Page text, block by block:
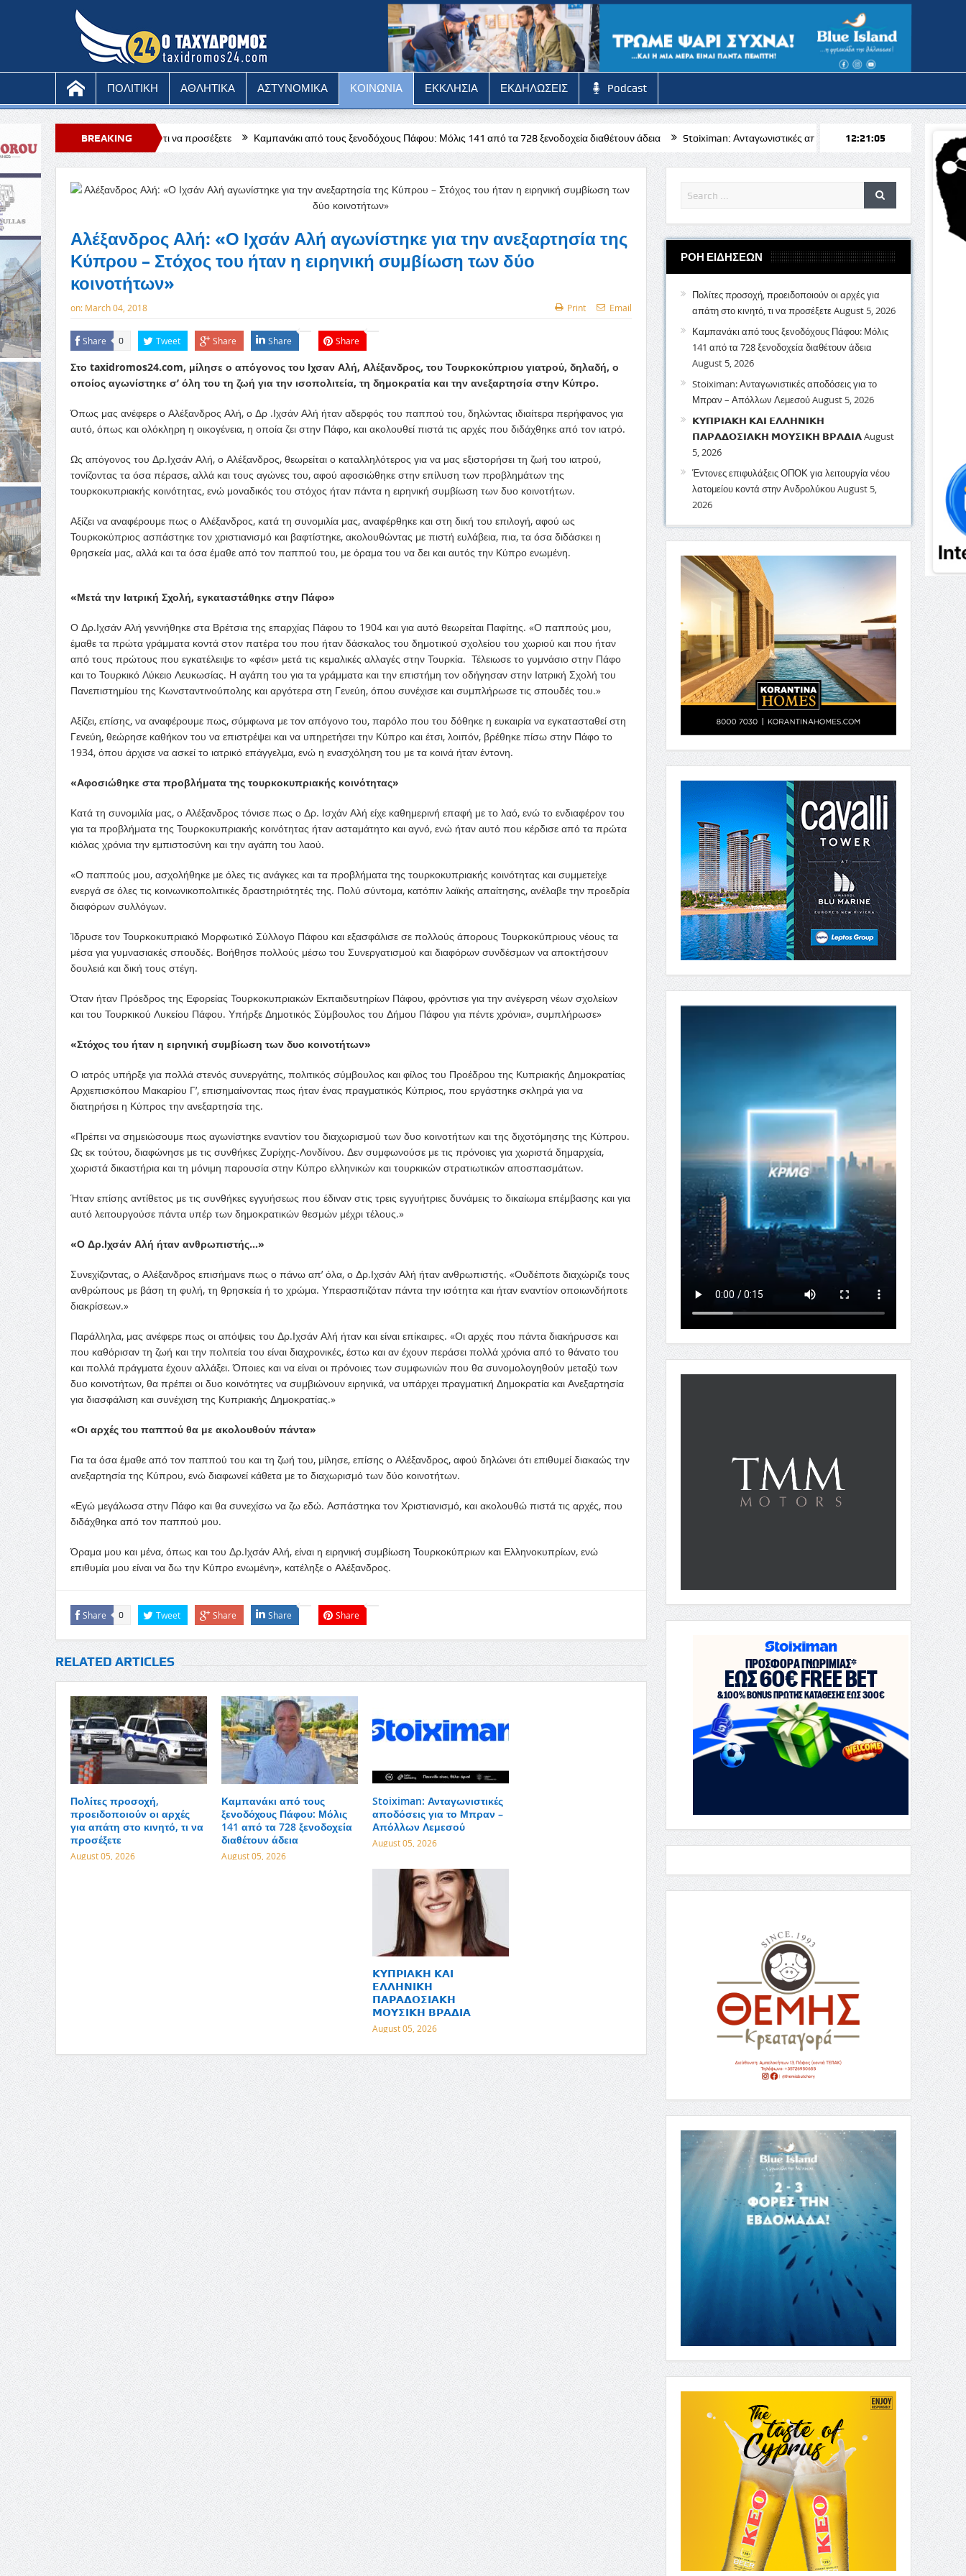
ΠΟΛΙΤΙΚΗ ΑΘΛΗΤΙΚΑ ΑΣΤΥΝΟΜΙΚΑ ΚΟΙΝΩΝΙΑ ΕΚΚΛΗΣΙΑ ΕΚΔΗΛΩΣΕΙΣ Podcast
BREAKING
NEWS
στο κινητό, τι να προσέξετε Καμπανάκι από τους ξενοδόχους Πάφου: Μόλις 141 από τα 728 ξενοδοχεία διαθέτουν άδεια Stoiximan: Ανταγωνιστικές αποδόσεις για το Μπραν – Απόλλων Λεμεσού
12:21:07
Αλέξανδρος Αλή: «Ο Ιχσάν Αλή αγωνίστηκε για την ανεξαρτησία της
Κύπρου – Στόχος του ήταν η ειρηνική συμβίωση των δύο
κοινοτήτων»
on: March 04, 2018 Print Email
Share 0 Tweet Share Share Share
Στο taxidromos24.com, μίλησε ο απόγονος του Ιχσαν Αλή, Αλέξανδρος, του Τουρκοκύπριου γιατρού, δηλαδή, ο
οποίος αγωνίστηκε σ’ όλη του τη ζωή για την ισοπολιτεία, τη δημοκρατία και την ανεξαρτησία στην Κύπρο.
Όπως μας ανέφερε ο Αλέξανδρος Αλή, ο Δρ .Ιχσάν Αλή ήταν αδερφός του παππού του, δηλώντας ιδιαίτερα περήφανος για
αυτό, όπως και ολόκληρη η οικογένεια, η οποία ζει στην Πάφο, και ακολουθεί πιστά τις αρχές που διδάχθηκε από τον ιατρό.
Ως απόγονος του Δρ.Ιχσάν Αλή, ο Αλέξανδρος, θεωρείται ο καταλληλότερος για να μας εξιστορήσει τη ζωή του ιατρού,
τονίζοντας τα όσα πέρασε, αλλά και τους αγώνες του, αφού αφοσιώθηκε στην επίλυση των προβλημάτων της
τουρκοκυπριακής κοινότητας, ενώ μοναδικός του στόχος ήταν πάντα η ειρηνική συμβίωση των δυο κοινοτήτων.
Αξίζει να αναφέρουμε πως ο Αλέξανδρος, κατά τη συνομιλία μας, αναφέρθηκε και στη δική του επιλογή, αφού ως
Τουρκοκύπριος ασπάστηκε τον χριστιανισμό και βαφτίστηκε, ακολουθώντας με πιστή ευλάβεια, πια, τα όσα διδάσκει η
θρησκεία μας, αλλά και τα όσα έμαθε από τον παππού του, με όραμα του να δει και αυτός την Κύπρο ενωμένη.
«Μετά την Ιατρική Σχολή, εγκαταστάθηκε στην Πάφο»
Ο Δρ.Ιχσάν Αλή γεννήθηκε στα Βρέτσια της επαρχίας Πάφου το 1904 και για αυτό θεωρείται Παφίτης. «Ο παππούς μου,
έμαθε τα πρώτα γράμματα κοντά στον πατέρα του που ήταν δάσκαλος του δημοτικού σχολείου του χωριού και που ήταν
από τους πρώτους που εγκατέλειψε το «φέσι» μετά τις κεμαλικές αλλαγές στην Τουρκία. Τέλειωσε το γυμνάσιο στην Πάφο
και το Τουρκικό Λύκειο Λευκωσίας. Η αγάπη του για τα γράμματα και την επιστήμη τον οδήγησαν στην Ιατρική Σχολή του
Πανεπιστημίου της Κωνσταντινούπολης και αργότερα στη Γενεύη, όπου συνέχισε και συμπλήρωσε τις σπουδές του.»
Αξίζει, επίσης, να αναφέρουμε πως, σύμφωνα με τον απόγονο του, παρόλο που του δόθηκε η ευκαιρία να εγκατασταθεί στη
Γενεύη, θεώρησε καθήκον του να επιστρέψει και να υπηρετήσει την Κύπρο και έτσι, λοιπόν, βρέθηκε πίσω στην Πάφο το
1934, όπου άρχισε να ασκεί το ιατρικό επάγγελμα, ενώ η ενασχόληση του με τα κοινά ήταν έντονη.
«Αφοσιώθηκε στα προβλήματα της τουρκοκυπριακής κοινότητας»
Κατά τη συνομιλία μας, ο Αλέξανδρος τόνισε πως ο Δρ. Ισχάν Αλή είχε καθημερινή επαφή με το λαό, ενώ το ενδιαφέρον του
για τα προβλήματα της Τουρκοκυπριακής κοινότητας ήταν ασταμάτητο και αγνό, ενώ ήταν αυτό που κέρδισε από τα πρώτα
κιόλας χρόνια την εμπιστοσύνη και την αγάπη του λαού.
«Ο παππούς μου, ασχολήθηκε με όλες τις ανάγκες και τα προβλήματα της τουρκοκυπριακής κοινότητας και συμμετείχε
ενεργά σε όλες τις κοινωνικοπολιτικές δραστηριότητές της. Πολύ σύντομα, κατόπιν λαϊκής απαίτησης, ανέλαβε την προεδρία
διαφόρων συλλόγων.
Ίδρυσε τον Τουρκοκυπριακό Μορφωτικό Σύλλογο Πάφου και εξασφάλισε σε πολλούς άπορους Τουρκοκύπριους νέους τα
μέσα για γυμνασιακές σπουδές. Βοήθησε πολλούς μέσω του Συνεργατισμού και διαφόρων συνδέσμων να αποκτήσουν
δουλειά και δική τους στέγη.
Όταν ήταν Πρόεδρος της Εφορείας Τουρκοκυπριακών Εκπαιδευτηρίων Πάφου, φρόντισε για την ανέγερση νέων σχολείων
και του Τουρκικού Λυκείου Πάφου. Υπήρξε Δημοτικός Σύμβουλος του Δήμου Πάφου για πέντε χρόνια», συμπλήρωσε»
«Στόχος του ήταν η ειρηνική συμβίωση των δυο κοινοτήτων»
Ο ιατρός υπήρξε για πολλά στενός συνεργάτης, πολιτικός σύμβουλος και φίλος του Προέδρου της Κυπριακής Δημοκρατίας
Αρχιεπισκόπου Μακαρίου Γ’, επισημαίνοντας πως ήταν ένας πραγματικός Κύπριος, που εργάστηκε σκληρά για να
διατηρήσει η Κύπρος την ανεξαρτησία της.
«Πρέπει να σημειώσουμε πως αγωνίστηκε εναντίον του διαχωρισμού των δυο κοινοτήτων και της διχοτόμησης της Κύπρου.
Ως εκ τούτου, διαφώνησε με τις συνθήκες Ζυρίχης-Λονδίνου. Δεν συμφωνούσε με τις πρόνοιες για χωριστά δημαρχεία,
χωριστά δικαστήρια και τη μόνιμη παρουσία στην Κύπρο ελληνικών και τουρκικών στρατιωτικών αποσπασμάτων.
Ήταν επίσης αντίθετος με τις συνθήκες εγγυήσεως που έδιναν στις τρεις εγγυήτριες δυνάμεις το δικαίωμα επέμβασης και για
αυτό λειτουργούσε πάντα υπέρ των δημοκρατικών θεσμών μέχρι τέλους.»
«Ο Δρ.Ιχσάν Αλή ήταν ανθρωπιστής…»
Συνεχίζοντας, ο Αλέξανδρος επισήμανε πως ο πάνω απ’ όλα, ο Δρ.Ιχσάν Αλή ήταν ανθρωπιστής. «Ουδέποτε διαχώριζε τους
ανθρώπους με βάση τη φυλή, τη θρησκεία ή το χρώμα. Υπερασπιζόταν πάντα την ισότητα και ήταν εναντίον οποιωνδήποτε
διακρίσεων.»
Παράλληλα, μας ανέφερε πως οι απόψεις του Δρ.Ιχσάν Αλή ήταν και είναι επίκαιρες. «Οι αρχές που πάντα διακήρυσσε και
που καθόρισαν τη ζωή και την πολιτεία του είναι διαχρονικές, έστω και αν έχουν περάσει πολλά χρόνια από το θάνατο του
και πολλά πράγματα έχουν αλλάξει. Όποιες και να είναι οι πρόνοιες των συμφωνιών που θα συνομολογηθούν μεταξύ των
δυο κοινοτήτων, θα πρέπει οι δυο κοινότητες να συμβιώνουν ειρηνικά, να υπάρχει πραγματική Δημοκρατία και Ανεξαρτησία
για διασφάλιση και συνέχιση της Κυπριακής Δημοκρατίας.»
«Οι αρχές του παππού θα με ακολουθούν πάντα»
Για τα όσα έμαθε από τον παππού του και τη ζωή του, μίλησε, επίσης ο Αλέξανδρος, αφού δηλώνει ότι επιθυμεί διακαώς την
ανεξαρτησία της Κύπρου, ενώ διαφωνεί κάθετα με το διαχωρισμό των δύο κοινοτήτων.
«Εγώ μεγάλωσα στην Πάφο και θα συνεχίσω να ζω εδώ. Ασπάστηκα τον Χριστιανισμό, και ακολουθώ πιστά τις αρχές, που
διδάχθηκα από τον παππού μου.
Όραμα μου και μένα, όπως και του Δρ.Ιχσάν Αλή, είναι η ειρηνική συμβίωση Τουρκοκύπριων και Ελληνοκυπρίων, ενώ
επιθυμία μου είναι να δω την Κύπρο ενωμένη», κατέληξε ο Αλέξανδρος.
Share 0 Tweet Share Share Share
RELATED ARTICLES
Πολίτες προσοχή,
προειδοποιούν οι αρχές
για απάτη στο κινητό, τι να
προσέξετε
August 05, 2026
Καμπανάκι από τους
ξενοδόχους Πάφου: Μόλις
141 από τα 728 ξενοδοχεία
διαθέτουν άδεια
August 05, 2026
Stoiximan: Ανταγωνιστικές
αποδόσεις για το Μπραν –
Απόλλων Λεμεσού
August 05, 2026
𝝟𝝪𝝥𝝦𝝞𝝖𝝟𝝜 𝝟𝝖𝝞
𝝚𝝠𝝠𝝜𝝢𝝞𝝟𝝜
𝝥𝝖𝝦𝝖𝝙𝝤𝝨𝝞𝝖𝝟𝝜
𝝡𝝤𝝪𝝨𝝞𝝟𝝜 𝝗𝝦𝝖𝝙𝝞𝝖
August 05, 2026
ΡΟΗ ΕΙΔΗΣΕΩΝ
Πολίτες προσοχή, προειδοποιούν οι αρχές για
απάτη στο κινητό, τι να προσέξετεAugust 5, 2026
Καμπανάκι από τους ξενοδόχους Πάφου: Μόλις
141 από τα 728 ξενοδοχεία διαθέτουν άδεια
August 5, 2026
Stoiximan: Ανταγωνιστικές αποδόσεις για το
Μπραν – Απόλλων ΛεμεσούAugust 5, 2026
𝝟𝝪𝝥𝝦𝝞𝝖𝝟𝝜 𝝟𝝖𝝞 𝝚𝝠𝝠𝝜𝝢𝝞𝝟𝝜
𝝥𝝖𝝦𝝖𝝙𝝤𝝨𝝞𝝖𝝟𝝜 𝝡𝝤𝝪𝝨𝝞𝝟𝝜 𝝗𝝦𝝖𝝙𝝞𝝖August
5, 2026
Έντονες επιφυλάξεις ΟΠΟΚ για λειτουργία νέου
λατομείου κοντά στην ΑνδρολύκουAugust 5,
2026